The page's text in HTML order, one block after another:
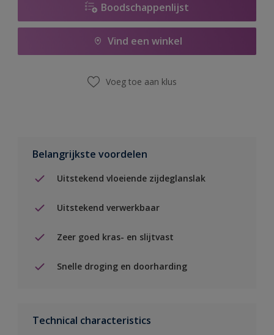
Boodschappenlijst
Vind een winkel
Voeg toe aan klus
Belangrijkste voordelen
Uitstekend vloeiende zijdeglanslak
Uitstekend verwerkbaar
Zeer goed kras- en slijtvast
Snelle droging en doorharding
Technical characteristics